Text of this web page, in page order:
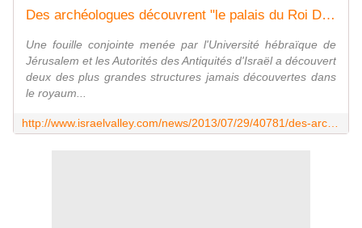
Des archéologues découvrent "le palais du Roi David"
Une fouille conjointe menée par l'Université hébraïque de
Jérusalem et les Autorités des Antiquités d'Israël a découvert
deux des plus grandes structures jamais découvertes dans
le royaum...